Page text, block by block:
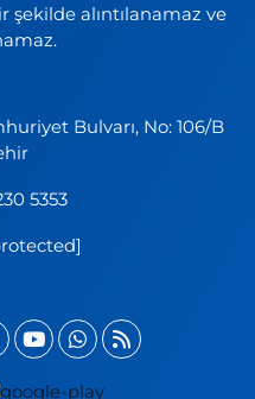
alıntılanamaz ve
Bulvarı, No: 106/B
5353